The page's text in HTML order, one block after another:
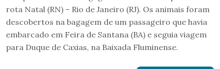
rota Natal (RN) – Rio de Janeiro (RJ). Os animais foram
descobertos na bagagem de um passageiro que havia
embarcado em Feira de Santana (BA) e seguia viagem
para Duque de Caxias, na Baixada Fluminense.